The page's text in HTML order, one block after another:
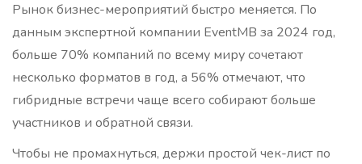
Рынок бизнес-мероприятий быстро меняется. По
данным экспертной компании EventMB за 2024 год,
больше 70% компаний по всему миру сочетают
несколько форматов в год, а 56% отмечают, что
гибридные встречи чаще всего собирают больше
участников и обратной связи.
Чтобы не промахнуться, держи простой чек-лист по